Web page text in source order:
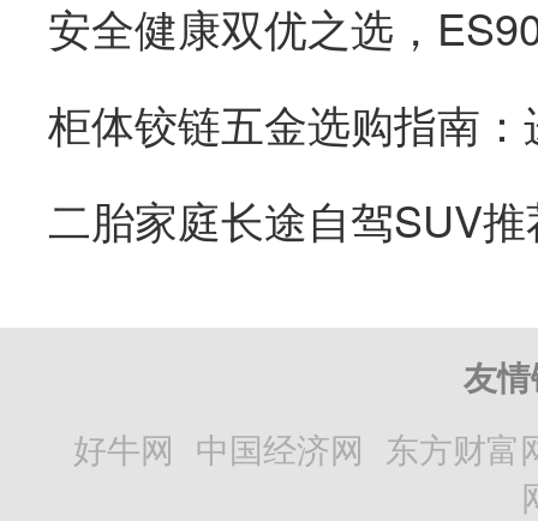
二胎家庭长途自驾SUV
友
好牛网 中国经济网 东方财富